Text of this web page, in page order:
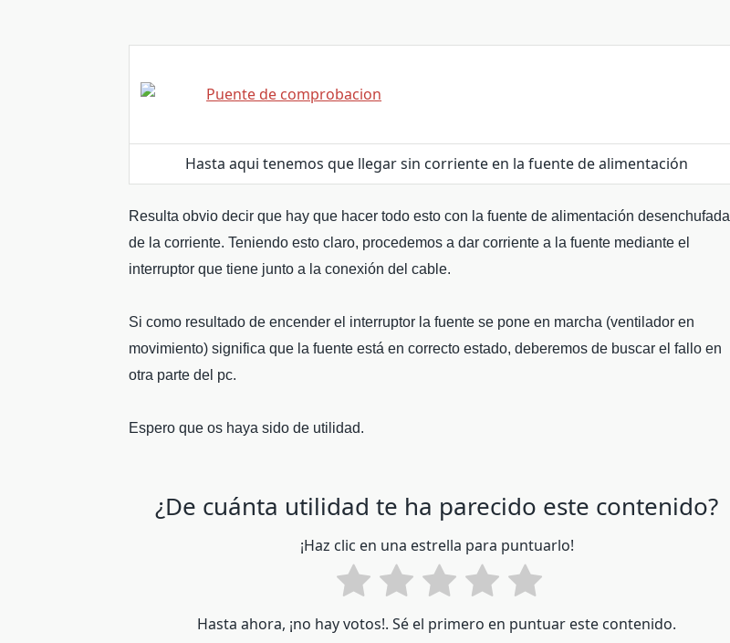
Hasta aqui tenemos que llegar sin corriente en la fuente de alimentación
Resulta obvio decir que hay que hacer todo esto con la fuente de alimentación desenchufada
de la corriente. Teniendo esto claro, procedemos a dar corriente a la fuente mediante el
interruptor que tiene junto a la conexión del cable.
Si como resultado de encender el interruptor la fuente se pone en marcha (ventilador en
movimiento) significa que la fuente está en correcto estado, deberemos de buscar el fallo en
otra parte del pc.
Espero que os haya sido de utilidad.
¿De cuánta utilidad te ha parecido este contenido?
¡Haz clic en una estrella para puntuarlo!
Hasta ahora, ¡no hay votos!. Sé el primero en puntuar este contenido.